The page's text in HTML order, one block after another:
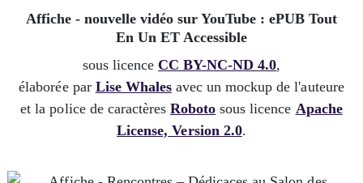
Affiche - nouvelle vidéo sur YouTube : ePUB Tout
En Un ET Accessible
sous licence CC BY-NC-ND 4.0,
élaborée par Lise Whalesavec un mockup de l'auteure
et la police de caractères Roboto sous licence Apache
License, Version 2.0.